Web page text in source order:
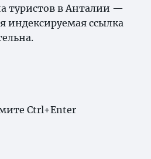
туристов в Анталии —
индексируемая ссылка
Ctrl+Enter